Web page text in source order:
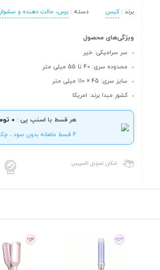
برند :کیس دسته :برس، حالت دهنده و سشوار
ویژگی‌های محصول
سر سرامیکی: خیر
محدوده سری: 40 تا 55 میلی متر
سایز سری: 45 × 110 میلی متر
کشور مبدا برند: امریکا
هر قسط با اسنپ پی : 0 تومان
4 قسط ماهانه بدون سود ، چک و ضامن .
امکان تحویل اکسپرس